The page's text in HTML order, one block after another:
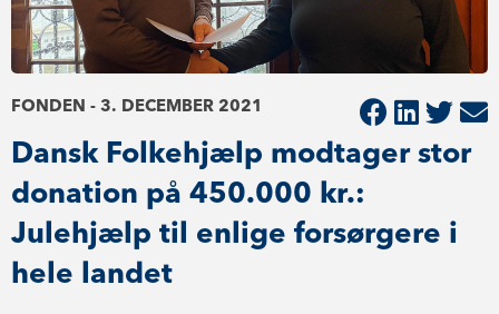
FONDEN - 3. DECEMBER 2021
Dansk Folkehjælp modtager stor
donation på 450.000 kr.:
Julehjælp til enlige forsørgere i
hele landet